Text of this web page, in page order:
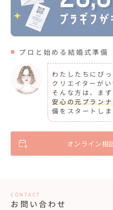
プロと始める結婚式準備
わたしたちにぴ
クリエイターがい
そんな方は、ま
安心の元プラン
備をスタートしま
オンライン相
CONTACT
お問い合わせ